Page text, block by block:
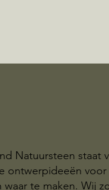
Natuursteen staat
ontwerpideeën voor
waar te maken. Wij